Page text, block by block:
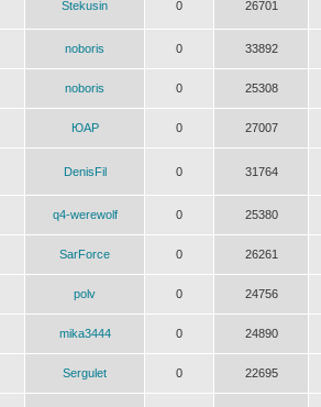
Stekusin 0 26701
noboris 0 33892
noboris 0 25308
ЮАР 0 27007
DenisFil 0 31764
q4-werewolf 0 25380
SarForce 0 26261
polv 0 24756
mika3444 0 24890
Sergulet 0 22695